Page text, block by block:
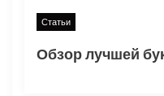
п
и
Статьи